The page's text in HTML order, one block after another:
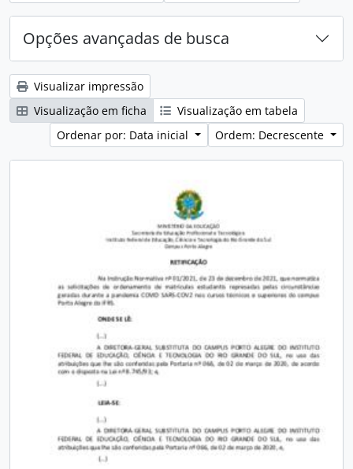
Opções avançadas de busca
Visualizar impressão
Visualização em ficha
Visualização em tabela
Ordenar por: Data inicial
Ordem: Decrescente